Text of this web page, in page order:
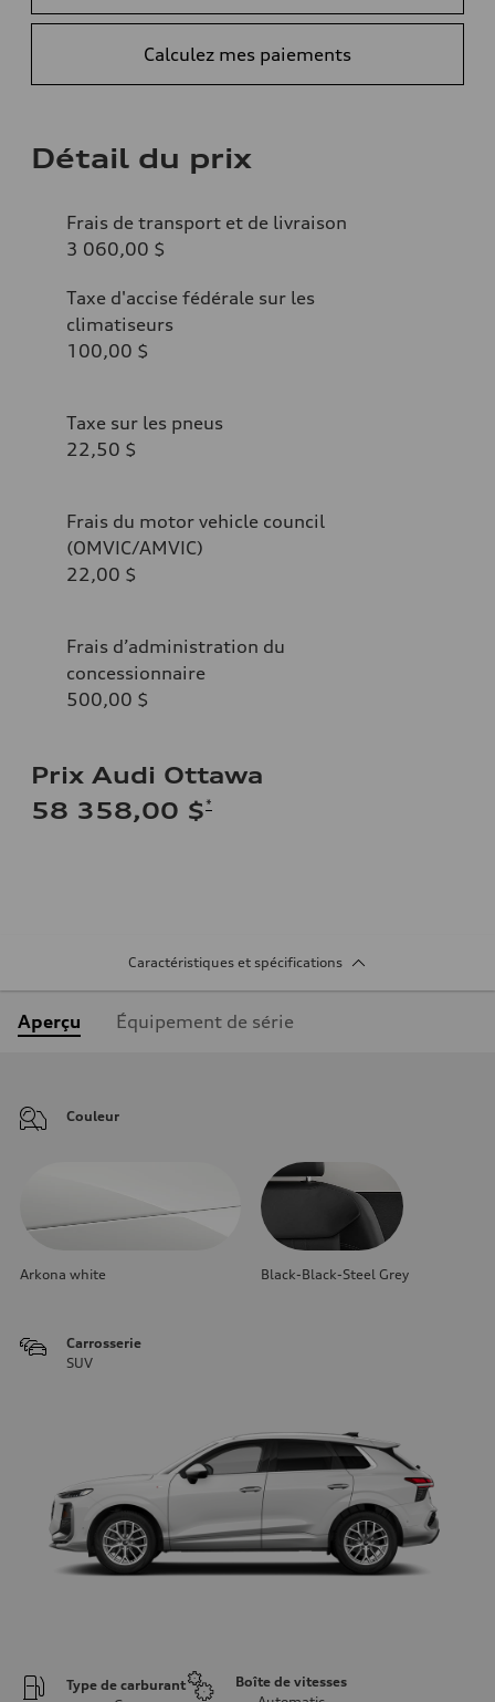
Calculez mes paiements
Détail du prix
Frais de transport et de livraison
3 060,00 $
Taxe d'accise fédérale sur les
climatiseurs
100,00 $
Taxe sur les pneus
22,50 $
Frais du motor vehicle council
(OMVIC/AMVIC)
22,00 $
Frais d’administration du
concessionnaire
500,00 $
Prix Audi Ottawa
58 358,00 $*
Caractéristiques et spécifications
Aperçu Équipement de série
Couleur
Arkona white Black-Black-Steel Grey
Carrosserie
SUV
Type de carburant
Boîte de vitesses